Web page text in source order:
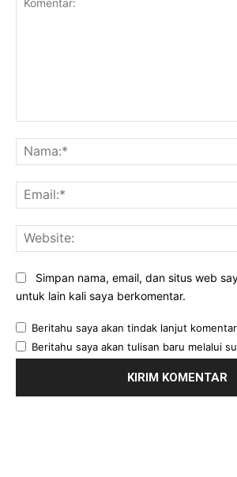
Simpan nama, email, dan situs web
untuk lain kali saya berkomentar.
Beritahu saya akan tindak lanjut
Beritahu saya akan tulisan baru melalui